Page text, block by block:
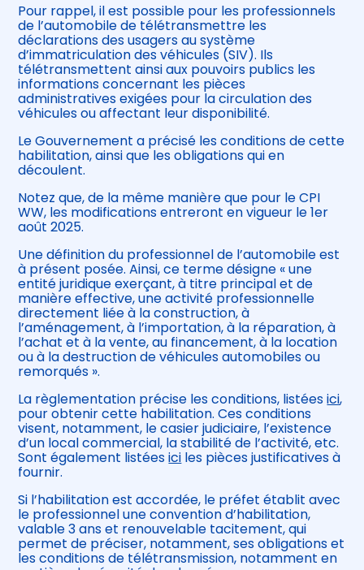
Pour rappel, il est possible pour les professionnels
de l’automobile de télétransmettre les
déclarations des usagers au système
d’immatriculation des véhicules (SIV). Ils
télétransmettent ainsi aux pouvoirs publics les
informations concernant les pièces
administratives exigées pour la circulation des
véhicules ou affectant leur disponibilité.
Le Gouvernement a précisé les conditions de cette
habilitation, ainsi que les obligations qui en
découlent.
Notez que, de la même manière que pour le CPI
WW, les modifications entreront en vigueur le 1er
août 2025.
Une définition du professionnel de l’automobile est
à présent posée. Ainsi, ce terme désigne « une
entité juridique exerçant, à titre principal et de
manière effective, une activité professionnelle
directement liée à la construction, à
l’aménagement, à l’importation, à la réparation, à
l’achat et à la vente, au financement, à la location
ou à la destruction de véhicules automobiles ou
remorqués ».
La règlementation précise les conditions, listéesici,
pour obtenir cette habilitation. Ces conditions
visent, notamment, le casier judiciaire, l’existence
d’un local commercial, la stabilité de l’activité, etc.
Sont également listéesici les pièces justificatives à
fournir.
Si l’habilitation est accordée, le préfet établit avec
le professionnel une convention d’habilitation,
valable 3 ans et renouvelable tacitement, qui
permet de préciser, notamment, ses obligations et
les conditions de télétransmission, notamment en